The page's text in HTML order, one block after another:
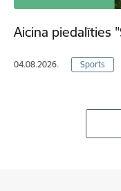
Aicina piedalīties
04.08.2026. Sports